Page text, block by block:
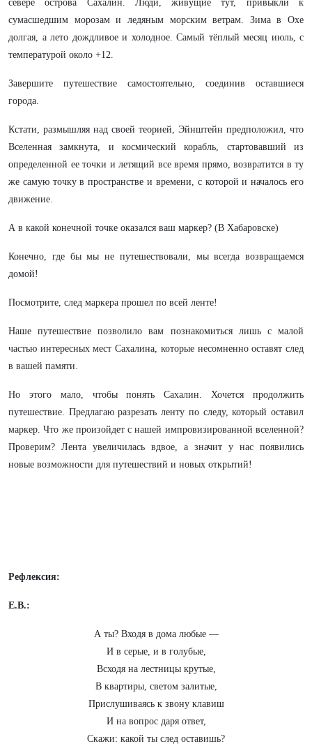
севере острова Сахалин. Люди, живущие тут, привыкли к
сумасшедшим морозам и ледяным морским ветрам. Зима в Охе
долгая, а лето дождливое и холодное. Самый тёплый месяц июль, с
температурой около +12.
Завершите путешествие самостоятельно, соединив оставшиеся
города.
Кстати, размышляя над своей теорией, Эйнштейн предположил, что
Вселенная замкнута, и космический корабль, стартовавший из
определенной ее точки и летящий все время прямо, возвратится в ту
же самую точку в пространстве и времени, с которой и началось его
движение.
А в какой конечной точке оказался ваш маркер? (В Хабаровске)
Конечно, где бы мы не путешествовали, мы всегда возвращаемся
домой!
Посмотрите, след маркера прошел по всей ленте!
Наше путешествие позволило вам познакомиться лишь с малой
частью интересных мест Сахалина, которые несомненно оставят след
в вашей памяти.
Но этого мало, чтобы понять Сахалин. Хочется продолжить
путешествие. Предлагаю разрезать ленту по следу, который оставил
маркер. Что же произойдет с нашей импровизированной вселенной?
Проверим? Лента увеличилась вдвое, а значит у нас появились
новые возможности для путешествий и новых открытий!
Рефлексия:
Е.В.:
А ты? Входя в дома любые —
И в серые, и в голубые,
Всходя на лестницы крутые,
В квартиры, светом залитые,
Прислушиваясь к звону клавиш
И на вопрос даря ответ,
Скажи: какой ты след оставишь?